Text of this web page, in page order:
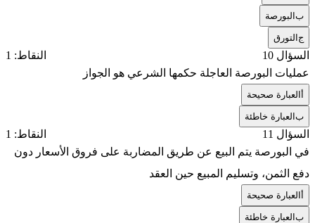
بالبورصة
جالتورق
السؤال 10
النقاط: 1
عمليات البورصة العاجلة حكمها الشرعي هو الجواز
العبارة صحيحة
بالعبارة خاطئة
السؤال 11
النقاط: 1
في البورصة يتم البيع عن طريق المضاربة على فروق الأسعار دون
دفع الثمن، وتسليم المبيع حين العقد
العبارة صحيحة
بالعبارة خاطئة